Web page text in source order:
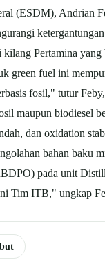
(ESDM), Andrian
Pertamina
fuel ini
fosil," tutur
maupun biodiesel
dan oxidation
bahan baku
pada unit
Tim ITB," ungkap